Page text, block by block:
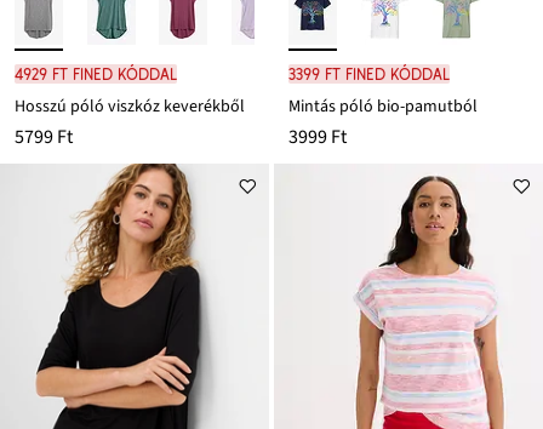
4929 Ft FINED kóddal
Hosszú póló viszkóz keverékből
5799 Ft
3399 Ft FINED kóddal
Mintás póló bio-pamutból
3999 Ft